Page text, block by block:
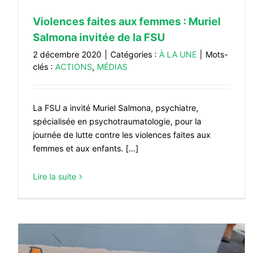
Violences faites aux femmes : Muriel
Salmona invitée de la FSU
2 décembre 2020 Catégories : À LA UNE
Mots-
clés : ACTIONS, MÉDIAS
La FSU a invité Muriel Salmona, psychiatre,
spécialisée en psychotraumatologie, pour la
journée de lutte contre les violences faites aux
femmes et aux enfants. […]
Lire la suite